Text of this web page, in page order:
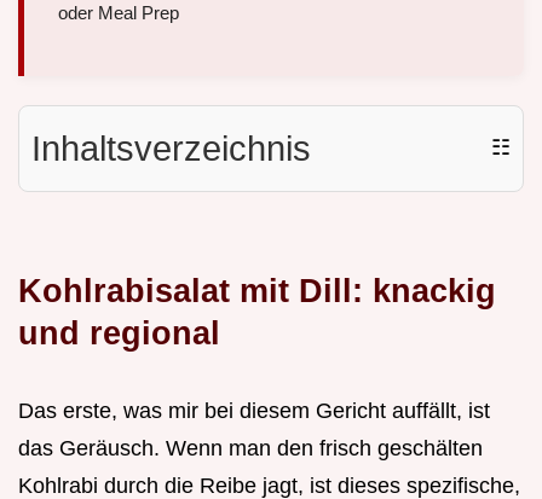
oder Meal Prep
Inhaltsverzeichnis ☷
Kohlrabisalat mit Dill: knackig
und regional
Das erste, was mir bei diesem Gericht auffällt, ist
das Geräusch. Wenn man den frisch geschälten
Kohlrabi durch die Reibe jagt, ist dieses spezifische,